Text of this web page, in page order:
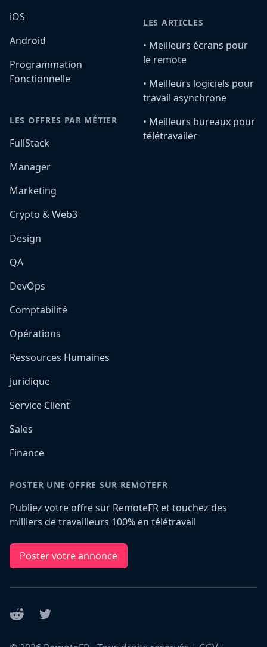
iOS
Android
Programmation
Fonctionnelle
LES OFFRES PAR MÉTIER
FullStack
Manager
Marketing
Crypto & Web3
Design
QA
DevOps
Comptabilité
Opérations
Ressources Humaines
Juridique
Service Client
Sales
Finance
LES ARTICLES
•️ Meilleurs écrans pour
le remote
•️ Meilleurs logiciels pour
travail asynchrone
•️ Meilleurs bureaux pour
télétravailer
POSTER UNE OFFRE SUR REMOTEFR
Publiez votre offre sur RemoteFR et touchez des
milliers de travailleurs 100% en télétravail
Poster votre annonce
Reddit Twitter